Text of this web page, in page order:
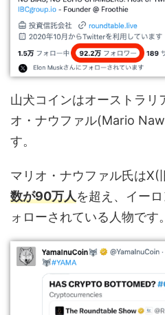
山犬コインはオーストラリ
オ・ナウファル(Mario
す。
マリオ・ナウファル氏は
数が90万人を超え、イー
ォローされている人物です。